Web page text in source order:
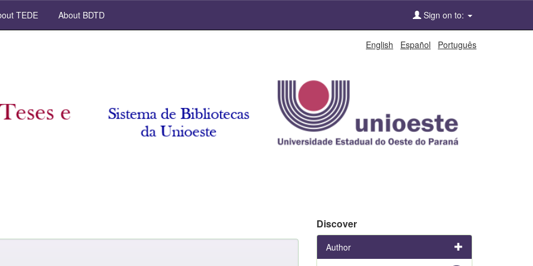
TEDE About BDTD Sign on to:
English Español Português
Discover
Author